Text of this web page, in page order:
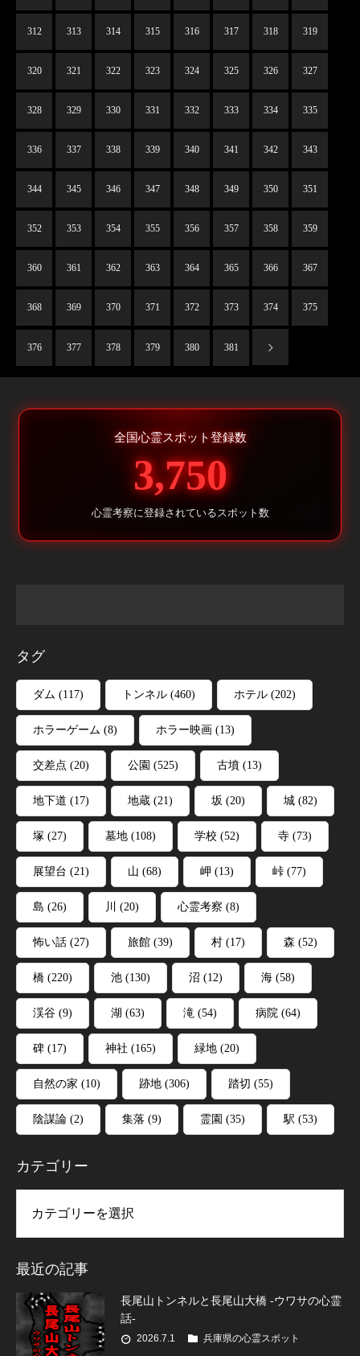
312 313 314 315 316 317 318 319
320 321 322 323 324 325 326 327
328 329 330 331 332 333 334 335
336 337 338 339 340 341 342 343
344 345 346 347 348 349 350 351
352 353 354 355 356 357 358 359
360 361 362 363 364 365 366 367
368 369 370 371 372 373 374 375
376 377 378 379 380 381
全国心霊スポット登録数
3,750
心霊考察に登録されているスポット数
タグ
ダム (117) トンネル (460) ホテル (202)
ホラーゲーム (8) ホラー映画 (13)
交差点 (20) 公園 (525) 古墳 (13)
地下道 (17) 地蔵 (21) 坂 (20) 城 (82)
塚 (27) 墓地 (108) 学校 (52) 寺 (73)
展望台 (21) 山 (68) 岬 (13) 峠 (77)
島 (26) 川 (20) 心霊考察 (8)
怖い話 (27) 旅館 (39) 村 (17) 森 (52)
橋 (220) 池 (130) 沼 (12) 海 (58)
渓谷 (9) 湖 (63) 滝 (54) 病院 (64)
碑 (17) 神社 (165) 緑地 (20)
自然の家 (10) 跡地 (306) 踏切 (55)
陰謀論 (2) 集落 (9) 霊園 (35) 駅 (53)
カテゴリー
最近の記事
長尾山トンネルと長尾山大橋 -ウワサの心霊
話-
2026.7.1 兵庫県の心霊スポット